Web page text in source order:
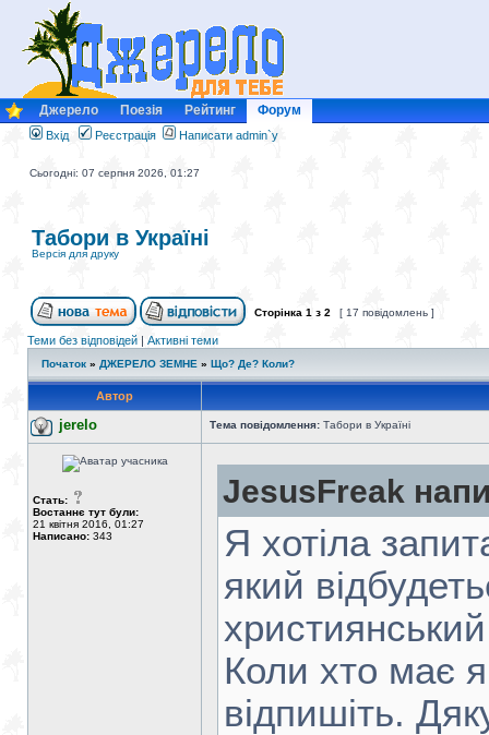
Джерело Поезія Рейтинг Форум
Вхід Реєстрація Написати admin`у
Сьогодні: 07 серпня 2026, 01:27
Табори в Україні
Версія для друку
Сторінка 1 з 2 [ 17 повідомлень ]
Теми без відповідей | Активні теми
Початок » ДЖЕРЕЛО ЗЕМНЕ » Що? Де? Коли?
Автор
jerelo Тема повідомлення: Табори в Україні
Стать:
Востаннє тут були:
21 квітня 2016, 01:27
Написано: 343
JesusFreak
Я хотіла
який
Коли xто має
відпишіть.